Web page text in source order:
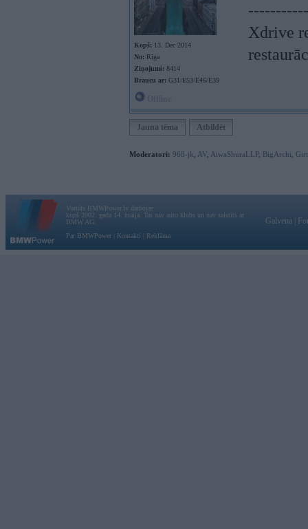
Kopš: 13. Dec 2014
No: Rīga
Ziņojumi: 8414
Braucu ar: G31/E53/E46/E39
Xdrive
Jauna tēma Atbildēt
Moderatori: 968-jk AV AiwaShuraLLP, BigArchi
Vortāls BMWPower.lv darbojas
kopš 2002. gada 14. maija. Tas nav auto klubs un nav saistīts ar
BMW AG.
Par BMWPower
Kontakti Reklāma
Galvena